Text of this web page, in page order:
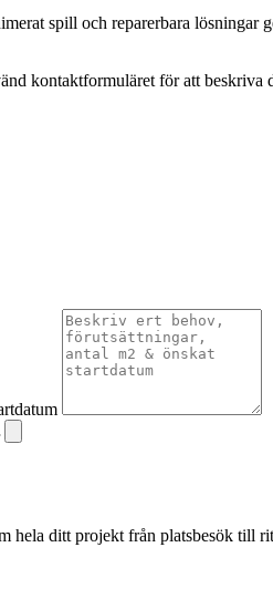
spill och reparerbara
kontaktformuläret för att
hela ditt projekt från platsbesök till